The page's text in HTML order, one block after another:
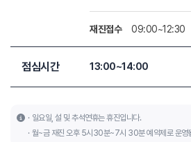
재진접수 09:00~12:30
점심시간 13:00~14:00
일요일, 설 및 추석연휴는 휴진입니다.
월~금 재진 오후 5시30분~7시 30분 예약제로 운영